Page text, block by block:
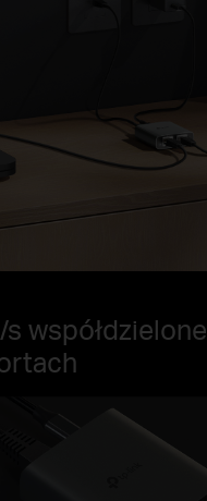
współdzielone